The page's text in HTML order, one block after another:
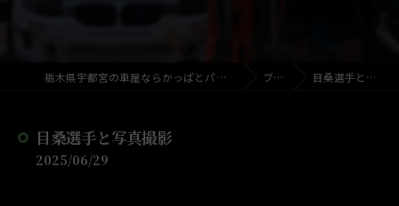
栃木県宇都宮の車屋ならかっぱとパンダのくるまやさん ブログ 目桑選手と写真撮影
目桑選手と写真撮影
2025/06/29